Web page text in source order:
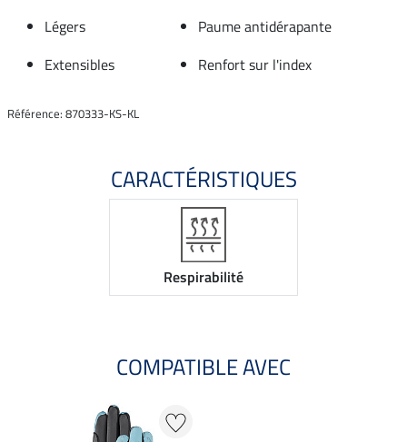
Légers
Paume antidérapante
Extensibles
Renfort sur l'index
Référence: 870333-KS-KL
CARACTÉRISTIQUES
Respirabilité
COMPATIBLE AVEC